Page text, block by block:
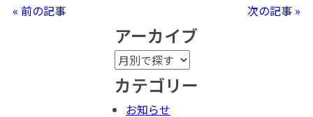
« 前の記事 次の記事 »
アーカイブ
カテゴリー
お知らせ